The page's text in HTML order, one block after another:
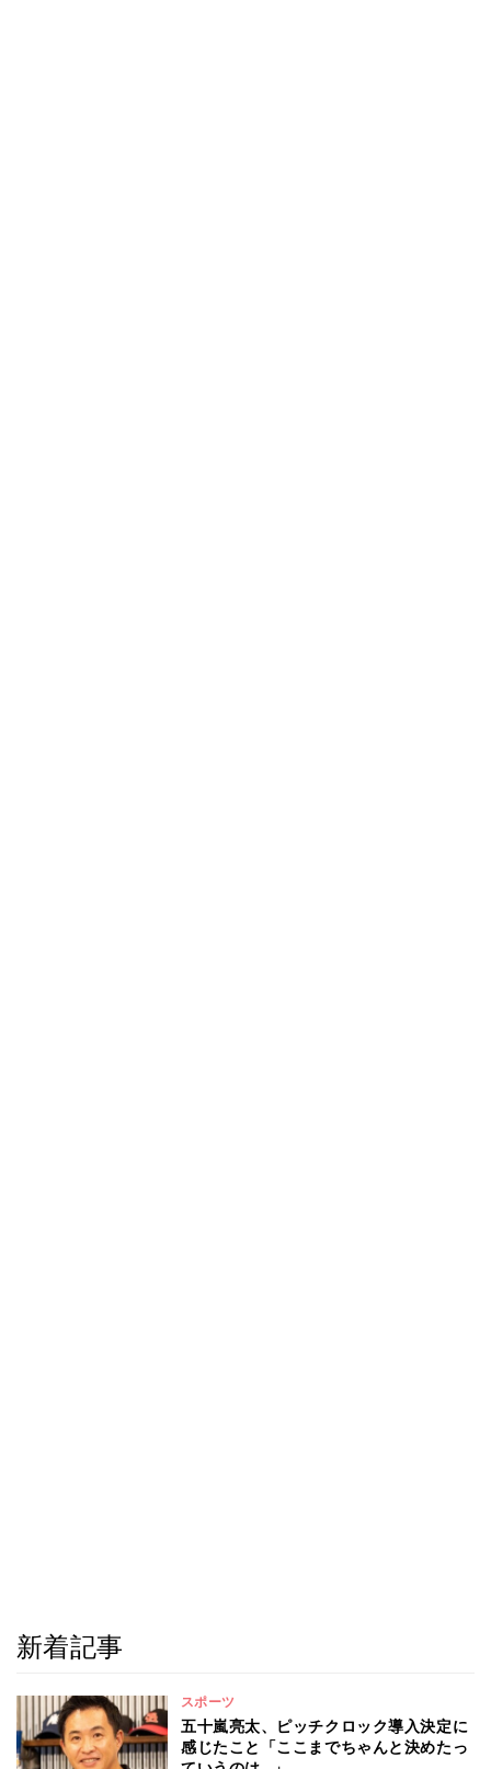
新着記事
スポーツ
五十嵐亮太、ピッチクロック導入決定に
感じたこと「ここまでちゃんと決めたっ